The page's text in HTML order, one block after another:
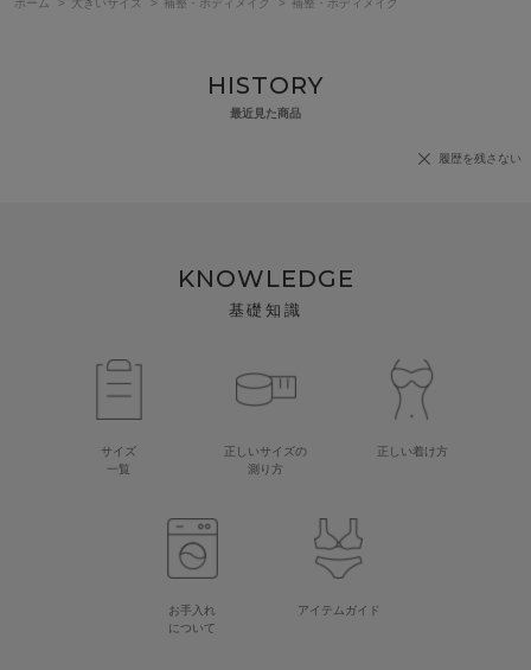
ホーム
> 大きいサイズ > 補整・ボディメイク > 補整・ボディメイク
HISTORY
最近見た商品
履歴を残さない
KNOWLEDGE
基礎知識
サイズ
一覧
正しいサイズの
測り方
正しい着け方
お手入れ
について
アイテムガイド